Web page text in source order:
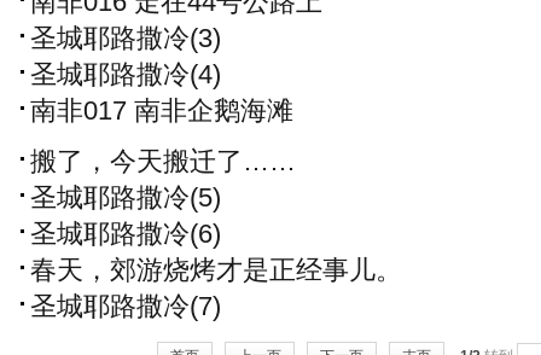
圣城耶路撒冷(3)
圣城耶路撒冷(4)
南非017 南非企鹅海滩
搬了，今天搬迁了……
圣城耶路撒冷(5)
圣城耶路撒冷(6)
春天，郊游烧烤才是正经事儿。
圣城耶路撒冷(7)